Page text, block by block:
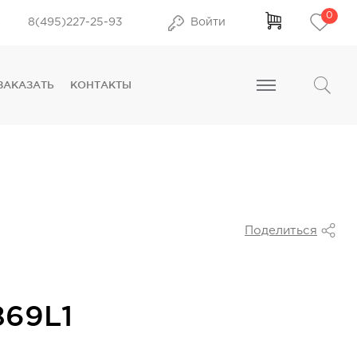
8(495)227-25-93 Войти
0
КОНТАКТЫ
Поделиться